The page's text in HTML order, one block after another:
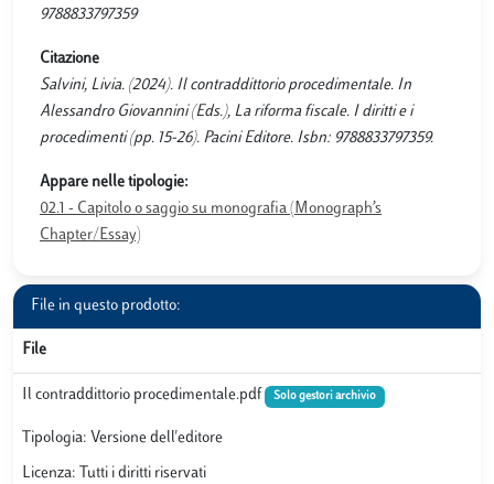
9788833797359
Citazione
Salvini, Livia. (2024). Il contraddittorio procedimentale. In
Alessandro Giovannini (Eds.), La riforma fiscale. I diritti e i
procedimenti (pp. 15-26). Pacini Editore. Isbn: 9788833797359.
Appare nelle tipologie:
02.1 - Capitolo o saggio su monografia (Monograph’s
Chapter/Essay)
File in questo prodotto:
File
Il contraddittorio procedimentale.pdf Solo gestori archivio
Tipologia: Versione dell'editore
Licenza: Tutti i diritti riservati